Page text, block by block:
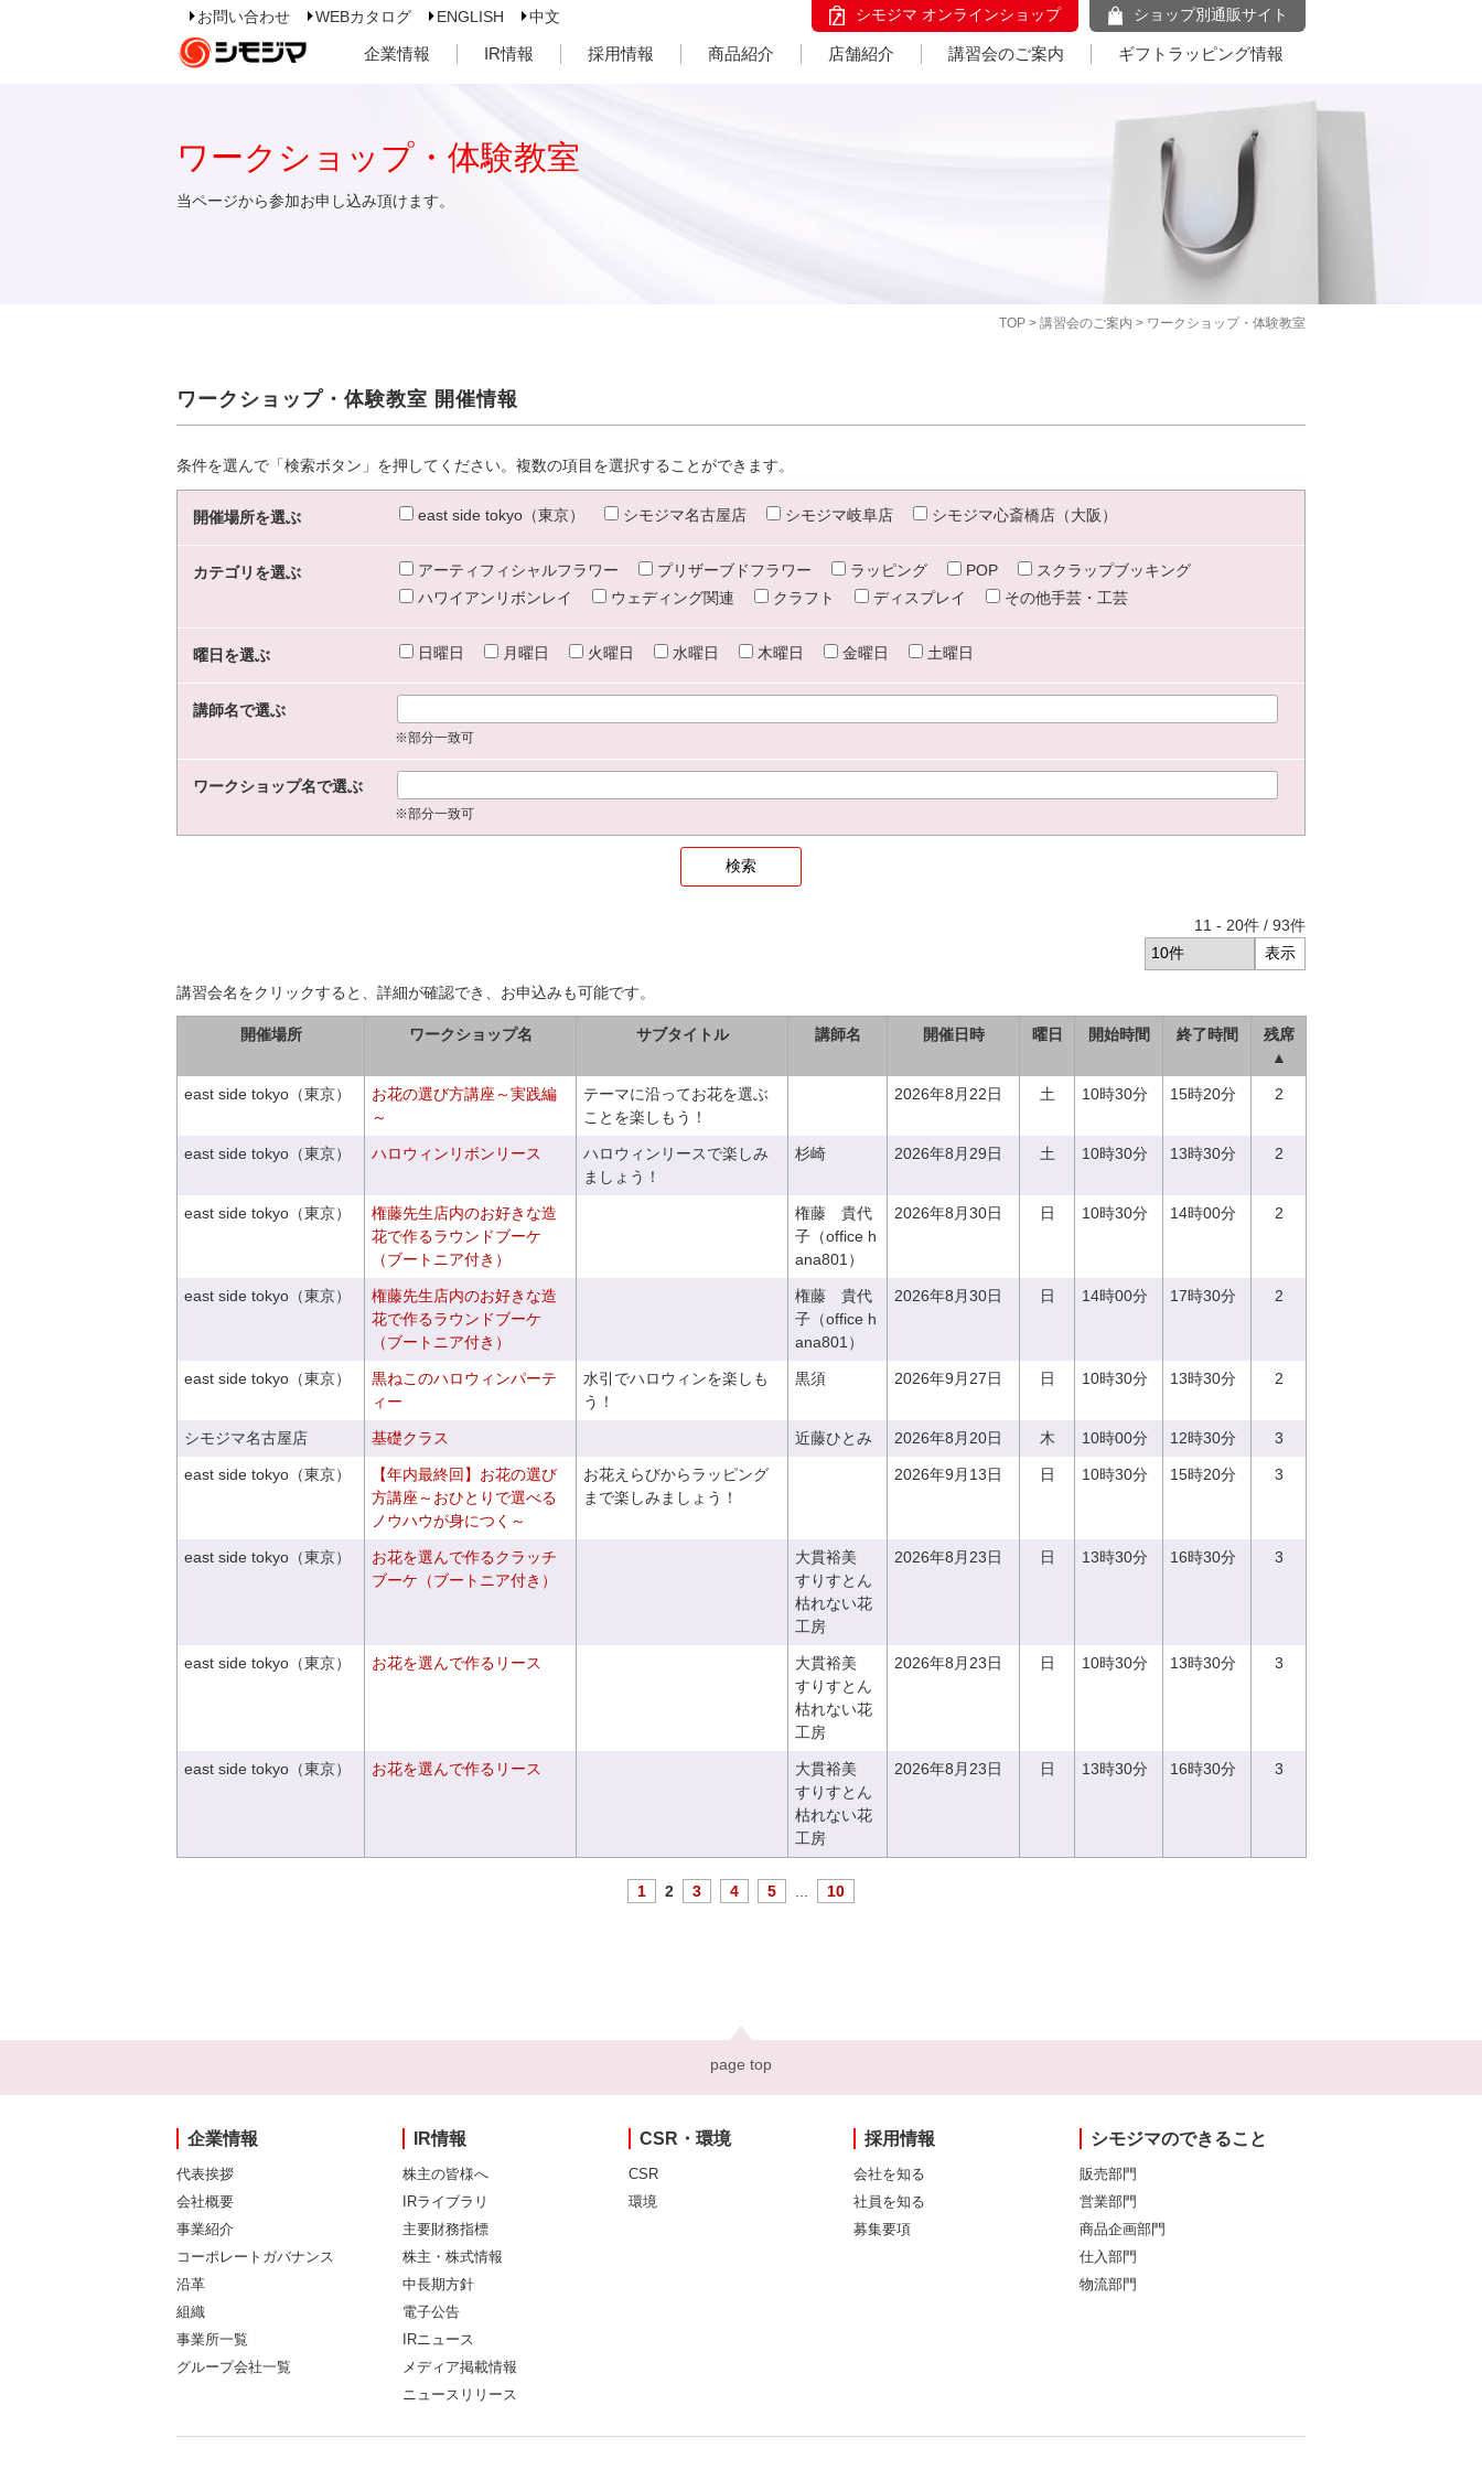
お問い合わせ WEBカタログ ENGLISH 中文 シモジマ オンラインショップ ショップ別通販サイト
企業情報 IR情報 採用情報 商品紹介 店舗紹介 講習会のご案内 ギフトラッピング情報
TOP > 講習会のご案内 > ワークショップ・体験教室
ワークショップ・体験教室
当ページから参加お申し込み頂けます。
ワークショップ・体験教室 開催情報
条件を選んで「検索ボタン」を押してください。複数の項目を選択することができます。
開催場所を選ぶ east side tokyo（東京） シモジマ名古屋店 シモジマ岐阜店 シモジマ心斎橋店（大阪）
カテゴリを選ぶ アーティフィシャルフラワー プリザーブドフラワー ラッピング POP
スクラップブッキング
ハワイアンリボンレイ
ウェディング関連 クラフト ディスプレイ その他手芸・工芸
曜日を選ぶ 日曜日 月曜日 火曜日 水曜日 木曜日 金曜日 土曜日
講師名で選ぶ
※部分一致可
ワークショップ名で選ぶ
※部分一致可
11 - 20件 / 93件
講習会名をクリックすると、詳細が確認でき、お申込みも可能です。
開催場所 ワークショップ名 サブタイトル 講師名 開催日時 曜日 開始時間 終了時間
残席
▲
east side tokyo（東京）
お花の選び方講座～実践編
～
テーマに沿ってお花を選ぶ
ことを楽しもう！
2026年8月22日 土 10時30分 15時20分 2
east side tokyo（東京） ハロウィンリボンリース
ハロウィンリースで楽しみ
ましょう！
杉崎 2026年8月29日 土 10時30分 13時30分 2
east side tokyo（東京）
権藤先生店内のお好きな造
花で作るラウンドブーケ
（ブートニア付き）
権藤 貴代
子（office h
ana801）
2026年8月30日 日 10時30分 14時00分 2
east side tokyo（東京）
権藤先生店内のお好きな造
花で作るラウンドブーケ
（ブートニア付き）
権藤 貴代
子（office h
ana801）
2026年8月30日 日 14時00分 17時30分 2
east side tokyo（東京）
黒ねこのハロウィンパーテ
ィー
水引でハロウィンを楽しも
う！
黒須 2026年9月27日 日 10時30分 13時30分 2
シモジマ名古屋店 基礎クラス 近藤ひとみ 2026年8月20日 木 10時00分 12時30分 3
east side tokyo（東京）
【年内最終回】お花の選び
方講座～おひとりで選べる
ノウハウが身につく～
お花えらびからラッピング
まで楽しみましょう！
2026年9月13日 日 10時30分 15時20分 3
east side tokyo（東京）
お花を選んで作るクラッチ
ブーケ（ブートニア付き）
大貫裕美
すりすとん
枯れない花
工房
2026年8月23日 日 13時30分 16時30分 3
east side tokyo（東京） お花を選んで作るリース
大貫裕美
すりすとん
枯れない花
工房
2026年8月23日 日 10時30分 13時30分 3
east side tokyo（東京） お花を選んで作るリース
大貫裕美
すりすとん
枯れない花
工房
2026年8月23日 日 13時30分 16時30分 3
1 2 3 4 5 10
page top
企業情報
代表挨拶
会社概要
事業紹介
コーポレートガバナンス
沿革
組織
事業所一覧
グループ会社一覧
IR情報
株主の皆様へ
IRライブラリ
主要財務指標
株主・株式情報
中長期方針
電子公告
IRニュース
メディア掲載情報
ニュースリリース
CSR・環境
CSR
環境
採用情報
会社を知る
社員を知る
募集要項
シモジマのできること
販売部門
営業部門
商品企画部門
仕入部門
物流部門